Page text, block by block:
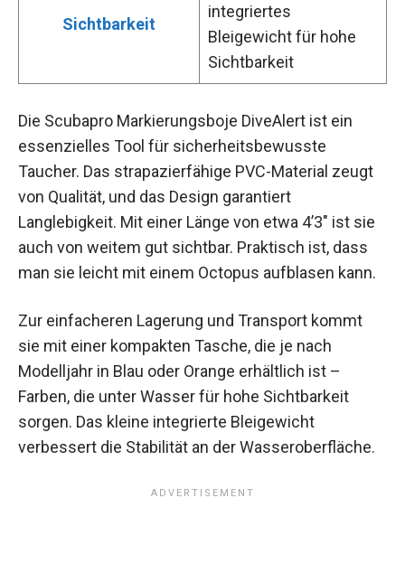
Sichtbarkeit
integriertes
Bleigewicht für hohe
Sichtbarkeit
Die Scubapro Markierungsboje DiveAlert ist ein
essenzielles Tool für sicherheitsbewusste
Taucher. Das strapazierfähige PVC-Material zeugt
von Qualität, und das Design garantiert
Langlebigkeit. Mit einer Länge von etwa 4’3″ ist sie
auch von weitem gut sichtbar. Praktisch ist, dass
man sie leicht mit einem Octopus aufblasen kann.
Zur einfacheren Lagerung und Transport kommt
sie mit einer kompakten Tasche, die je nach
Modelljahr in Blau oder Orange erhältlich ist –
Farben, die unter Wasser für hohe Sichtbarkeit
sorgen. Das kleine integrierte Bleigewicht
verbessert die Stabilität an der Wasseroberfläche.